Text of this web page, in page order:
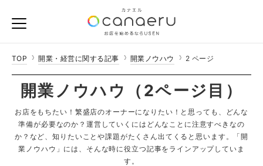
TOP 開業・経営に関する記事 開業ノウハウ 2 ページ
開業ノウハウ（2ページ目）
お店をもちたい！繁盛店のオーナーになりたい！と思っても、どんな
準備が必要なのか？運営していくにはどんなことに注意すべきなの
か？など、知りたいことや課題がたくさん出てくると思います。
「開
業ノウハウ」には、そんな時に役立つ記事をラインアップしていま
す。